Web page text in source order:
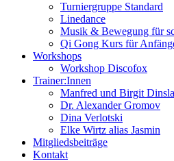
Turniergruppe Standard
Linedance
Musik & Bewegung für
Qi Gong Kurs für
Workshops
Workshop Discofox
Trainer:Innen
Manfred und Birgit
Dr. Alexander Gromov
Dina Verlotski
Elke Wirtz alias Jasmin
Mitgliedsbeiträge
Kontakt